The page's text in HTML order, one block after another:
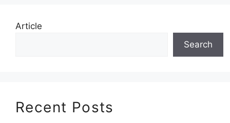
Article
Search
Recent Posts